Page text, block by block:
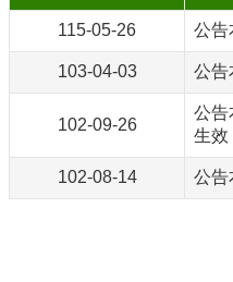
115-05-26 公告
103-04-03 公告
102-09-26
公告
生效
102-08-14 公告